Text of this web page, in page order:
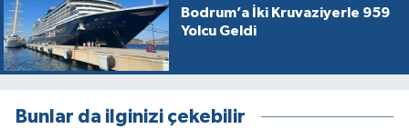
Bodrum’a İki Kruvaziyerle 959
Yolcu Geldi
Bunlar da ilginizi çekebilir